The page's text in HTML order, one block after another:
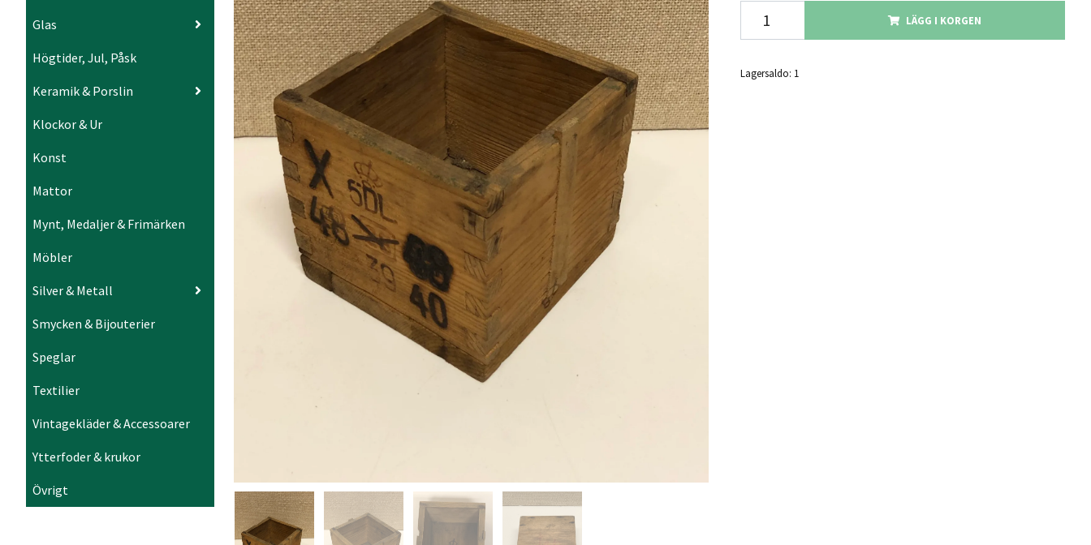
Glas
Högtider, Jul, Påsk
Keramik & Porslin
Klockor & Ur
Konst
Mattor
Mynt, Medaljer & Frimärken
Möbler
Silver & Metall
Smycken & Bijouterier
Speglar
Textilier
Vintagekläder & Accessoarer
Ytterfoder & krukor
Övrigt
LÄGG I KORGEN
Lagersaldo: 1